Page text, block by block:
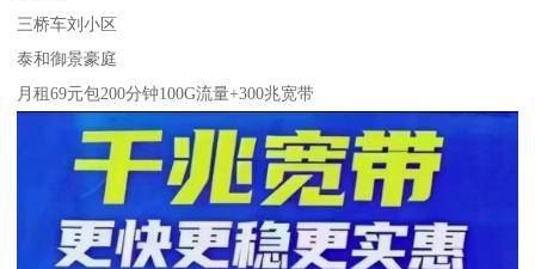
三桥车刘小区
泰和御景豪庭
月租69元包200分钟100G流量+300兆宽带